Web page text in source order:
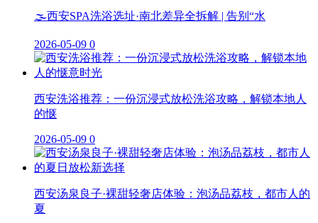
🌫️西安SPA洗浴选址·南北差异全拆解 | 告别“水
2026-05-09 0
西安洗浴推荐：一份沉浸式放松洗浴攻略，解锁本地人
的惬
2026-05-09 0
西安汤泉良子·裸甜轻奢店体验：泡汤品荔枝，都市人的
夏